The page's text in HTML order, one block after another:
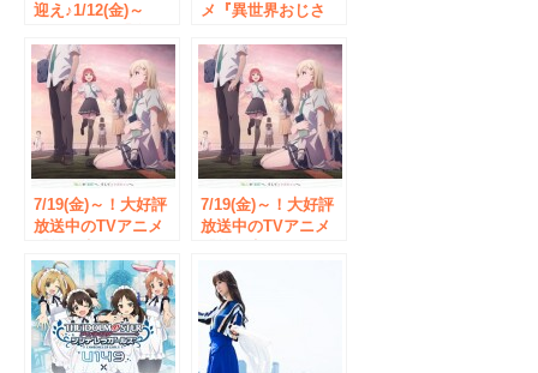
迎え♪1/12(金)～
推しは悪役令嬢。」
カフェ》開催！【タ
ブリエ・マーケティ
ング株式会社】
メ『異世界おじさ
ラボカフェCURE
MAID CAFE’（キュ
アメイドカフェ）で
開催！【タブリエ・
マーケティング株式
会社】
7/19(金)～！大好評
放送中のTVアニメ
ボカフェがCURE
MAID CAFÉで開
催！メニュー、特典
など詳細を発表！
【タブリエ・マーケ
7/19(金)～！大好評
放送中のTVアニメ
ボカフェがCURE
MAID CAFÉで開
催！メニュー、特典
など詳細を発表！
【タブリエ・マーケ